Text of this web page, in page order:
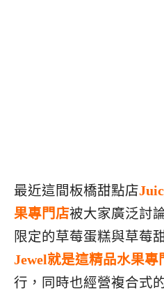
最近這間板橋甜點店
果專門店被大家廣泛討
限定的草莓蛋糕與草莓
Jewel就是這精品水果專
行，同時也經營複合式